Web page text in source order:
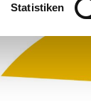
Statistiken